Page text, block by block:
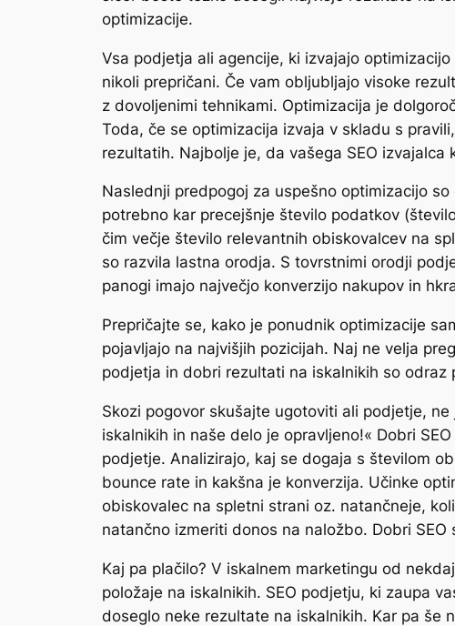
optimizacije.
Vsa podjetja ali agencije, ki izvajajo
nikoli prepričani. Če vam obljubljajo visoke
z dovoljenimi tehnikami. Optimizacija je
Toda, če se optimizacija izvaja v skladu s
rezultatih. Najbolje je, da vašega SEO
Naslednji predpogoj za uspešno optimizacijo
potrebno kar precejšnje število podatkov
čim večje število relevantnih obiskovalcev na
so razvila lastna orodja. S tovrstnimi orodji
panogi imajo največjo konverzijo nakupov in
Prepričajte se, kako je ponudnik optimizacije
pojavljajo na najvišjih pozicijah. Naj ne velja
podjetja in dobri rezultati na iskalnikih so odraz
Skozi pogovor skušajte ugotoviti ali podjetje,
iskalnikih in naše delo je opravljeno!« Dobri
podjetje. Analizirajo, kaj se dogaja s številom
bounce rate in kakšna je konverzija. Učinke
obiskovalec na spletni strani oz. natančneje,
natančno izmeriti donos na naložbo. Dobri
Kaj pa plačilo? V iskalnem marketingu od
položaje na iskalnikih. SEO podjetju, ki zaupa
doseglo neke rezultate na iskalnikih. Kar pa še